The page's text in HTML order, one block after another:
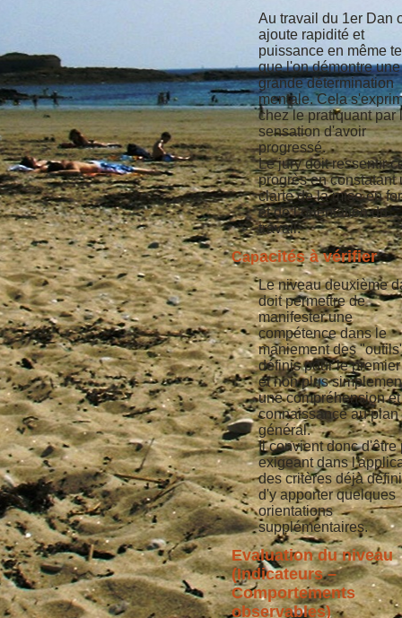
Au travail du 1er Dan
ajoute rapidité et
puissance en même
que l'on démontre
grande détermination
mentale. Cela
chez le pratiquant par
sensation d'avoir
progressé.
Le jury doit ressentir
progrès en constatant
clarté de la mise en
et de l’orientation du
travail.
Capacités à vérifier
Le niveau deuxième
doit permettre de
manifester une
compétence dans le
maniement des
définis pour le
et non plus
une compréhension
connaissance au plan
général.
Il convient donc d'être
exigeant dans
des critères déjà
d'y apporter quelques
orientations
supplémentaires.
Evaluation du niveau
(Indicateurs –
Comportements
observables)